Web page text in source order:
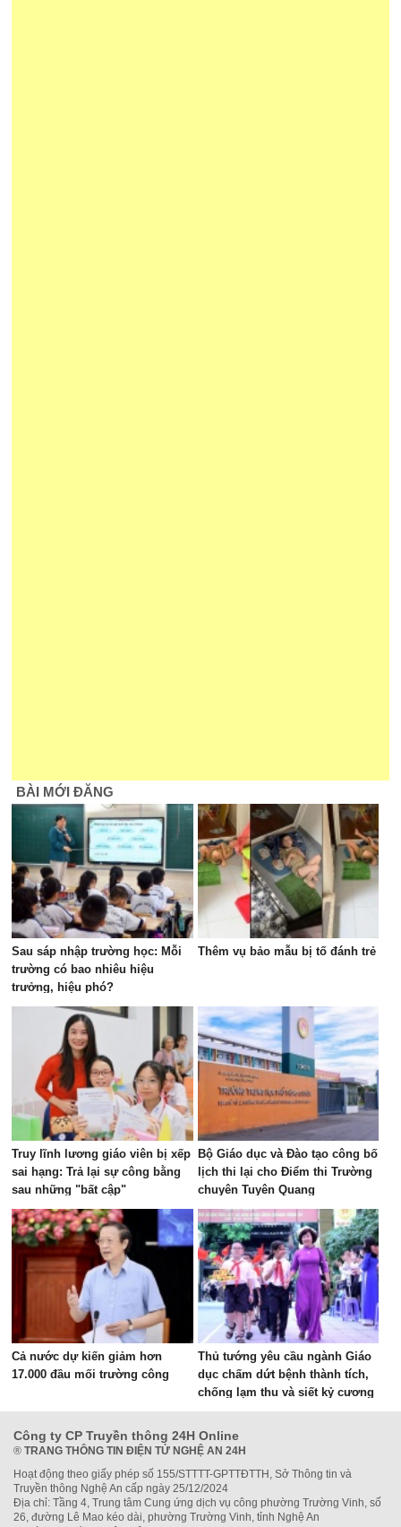
BÀI MỚI ĐĂNG
Sau sáp nhập trường học: Mỗi
trường có bao nhiêu hiệu
trưởng, hiệu phó?
Thêm vụ bảo mẫu bị tố đánh trẻ
Truy lĩnh lương giáo viên bị xếp
sai hạng: Trả lại sự công bằng
sau những "bất cập"
Bộ Giáo dục và Đào tạo công bố
lịch thi lại cho Điểm thi Trường
chuyên Tuyên Quang
Cả nước dự kiến giảm hơn
17.000 đầu mối trường công
Thủ tướng yêu cầu ngành Giáo
dục chấm dứt bệnh thành tích,
chống lạm thu và siết kỷ cương
trường học
Công ty CP Truyền thông 24H Online
® TRANG THÔNG TIN ĐIỆN TỬ NGHỆ AN 24H
Hoạt động theo giấy phép số 155/STTTT-GPTTĐTTH, Sở Thông tin và
Truyền thông Nghệ An cấp ngày 25/12/2024
Địa chỉ: Tầng 4, Trung tâm Cung ứng dịch vụ công phường Trường Vinh, số
26, đường Lê Mao kéo dài, phường Trường Vinh, tỉnh Nghệ An